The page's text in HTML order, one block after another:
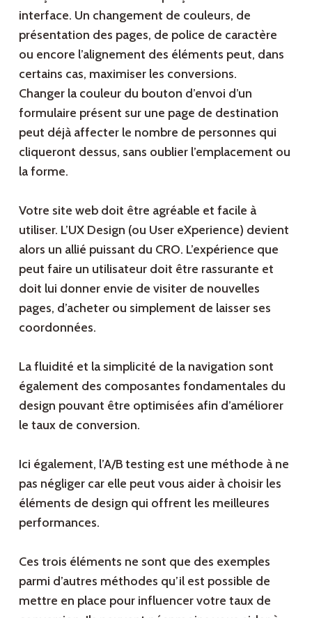
interface. Un changement de couleurs, de
présentation des pages, de police de caractère
ou encore l’alignement des éléments peut, dans
certains cas, maximiser les conversions.
Changer la couleur du bouton d’envoi d’un
formulaire présent sur une page de destination
peut déjà affecter le nombre de personnes qui
cliqueront dessus, sans oublier l’emplacement ou
la forme.
Votre site web doit être agréable et facile à
utiliser. L’UX Design (ou User eXperience) devient
alors un allié puissant du CRO. L’expérience que
peut faire un utilisateur doit être rassurante et
doit lui donner envie de visiter de nouvelles
pages, d’acheter ou simplement de laisser ses
coordonnées.
La fluidité et la simplicité de la navigation sont
également des composantes fondamentales du
design pouvant être optimisées afin d’améliorer
le taux de conversion.
Ici également, l’A/B testing est une méthode à ne
pas négliger car elle peut vous aider à choisir les
éléments de design qui offrent les meilleures
performances.
Ces trois éléments ne sont que des exemples
parmi d’autres méthodes qu’il est possible de
mettre en place pour influencer votre taux de